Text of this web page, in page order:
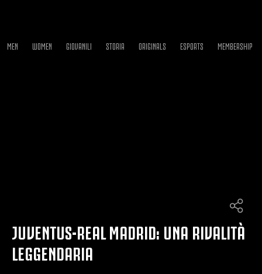
MEN WOMEN GIOVANILI STORIA ORIGINALS ESPORTS MEMBERSHIP
JUVENTUS-REAL MADRID: UNA RIVALITÀ
LEGGENDARIA